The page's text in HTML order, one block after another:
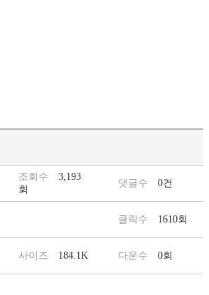
조회수
3,193
회
댓글수 0건
클릭수 1610회
사이즈 184.1K 다운수 0회